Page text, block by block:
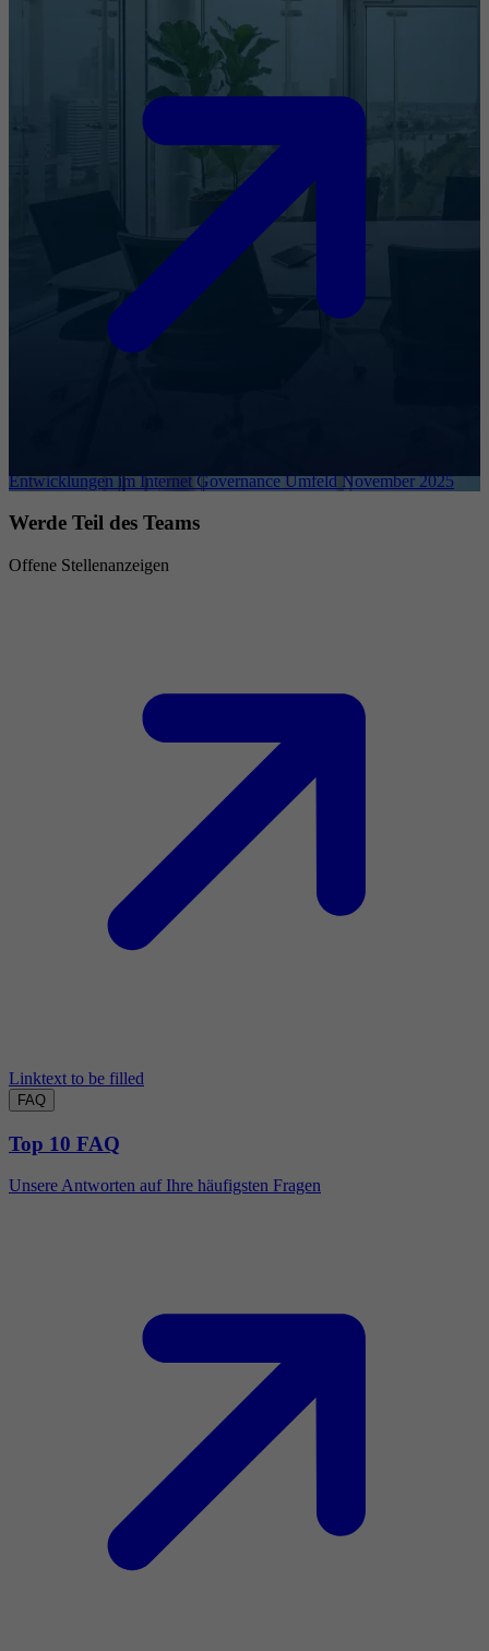
Entwicklungen im Internet Governance Umfeld November 2025
Werde Teil des Teams
Offene Stellenanzeigen
Linktext to be filled
FAQ
Top 10 FAQ
Unsere Antworten auf Ihre häufigsten Fragen